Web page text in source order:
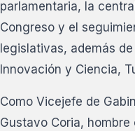
parlamentaria, la
Congreso y el
legislativas, además
Innovación y Ciencia,
Como Vicejefe de
Gustavo Coria,